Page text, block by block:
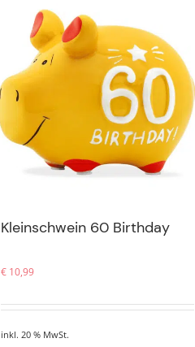
Kleinschwein 60 Birthday
€ 10,99
inkl. 20 % MwSt.